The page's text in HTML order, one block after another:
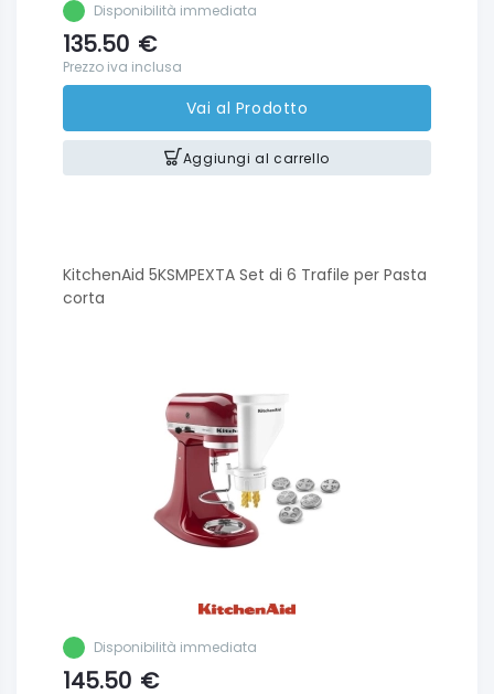
Disponibilità immediata
135.50 €
Prezzo iva inclusa
Vai al Prodotto
Aggiungi al carrello
KitchenAid 5KSMPEXTA Set di 6 Trafile per Pasta
corta
Disponibilità immediata
145.50 €